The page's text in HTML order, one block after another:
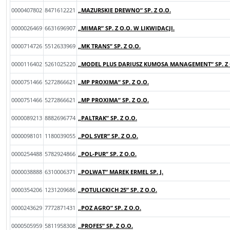
0000407802 8471612221 „MAZURSKIE DREWNO” SP. Z O.O.
0000026469 6631696907 „MIMAR” SP. Z O.O. W LIKWIDACJI.
0000714726 5512633969 „MK TRANS” SP. Z O.O.
0000116402 5261025220 „MODEL PLUS DARIUSZ KUMOSA MANAGEMENT” SP. Z
0000751466 5272866621 „MP PROXIMA” SP. Z O.O.
0000751466 5272866621 „MP PROXIMA” SP. Z O.O.
0000089213 8882696774 „PALTRAK” SP. Z O.O.
0000098101 1180039055 „POL SVER” SP. Z O.O.
0000254488 5782924866 „POL-PUR” SP. Z O.O.
0000038888 6310006371 „POLWAT” MAREK ERMEL SP. J.
0000354206 1231209686 „POTULICKICH 25” SP. Z O.O.
0000243629 7772871431 „POZ AGRO” SP. Z O.O.
0000505959 5811958308 „PROFES” SP. Z O.O.